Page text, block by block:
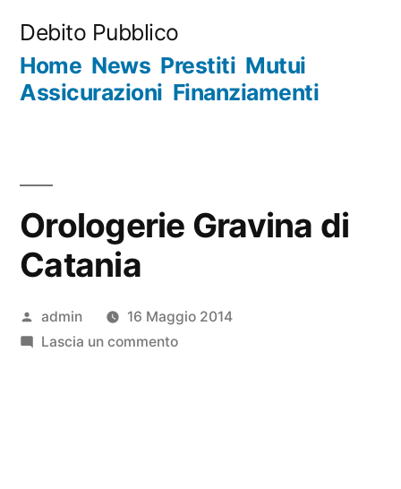
contenuto
Debito Pubblico
Home News Prestiti Mutui
Assicurazioni Finanziamenti
Orologerie Gravina di
Catania
Pubblicato
da
admin
16 Maggio 2014
Lascia un commentosu